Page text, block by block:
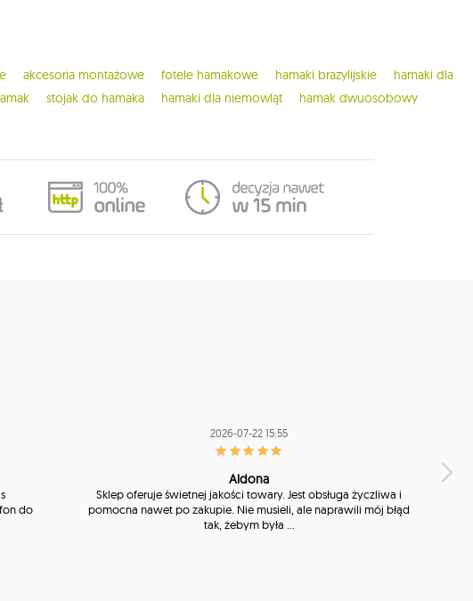
akcesoria montażowe fotele hamakowe hamaki brazylijskie
hamaki dla
stojak do hamaka hamaki dla niemowląt
hamak dwuosobowy
do
2026-07-22 15:55
Aldona
Sklep oferuje świetnej jakości towary. Jest obsługa życzliwa i
pomocna nawet po zakupie. Nie musieli, ale naprawili mój błąd
tak, żebym była ...